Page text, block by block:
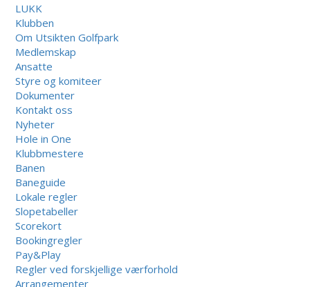
LUKK
Klubben
Om Utsikten Golfpark
Medlemskap
Ansatte
Styre og komiteer
Dokumenter
Kontakt oss
Nyheter
Hole in One
Klubbmestere
Banen
Baneguide
Lokale regler
Slopetabeller
Scorekort
Bookingregler
Pay&Play
Regler ved forskjellige værforhold
Arrangementer